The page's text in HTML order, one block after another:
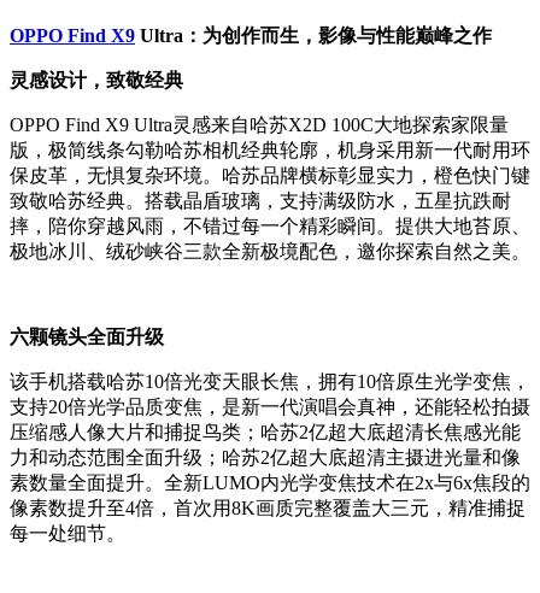
OPPO Find X9 Ultra：为创作而生，影像与性能巅峰之作
灵感设计，致敬经典
OPPO Find X9 Ultra灵感来自哈苏X2D 100C大地探索家限量
版，极简线条勾勒哈苏相机经典轮廓，机身采用新一代耐用环
保皮革，无惧复杂环境。哈苏品牌横标彰显实力，橙色快门键
致敬哈苏经典。搭载晶盾玻璃，支持满级防水，五星抗跌耐
摔，陪你穿越风雨，不错过每一个精彩瞬间。提供大地苔原、
极地冰川、绒砂峡谷三款全新极境配色，邀你探索自然之美。
六颗镜头全面升级
该手机搭载哈苏10倍光变天眼长焦，拥有10倍原生光学变焦，
支持20倍光学品质变焦，是新一代演唱会真神，还能轻松拍摄
压缩感人像大片和捕捉鸟类；哈苏2亿超大底超清长焦感光能
力和动态范围全面升级；哈苏2亿超大底超清主摄进光量和像
素数量全面提升。全新LUMO内光学变焦技术在2x与6x焦段的
像素数提升至4倍，首次用8K画质完整覆盖大三元，精准捕捉
每一处细节。